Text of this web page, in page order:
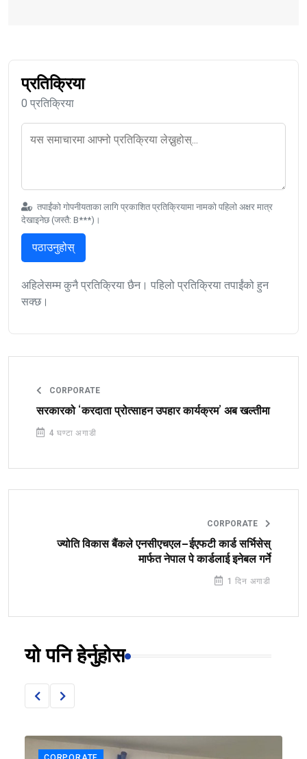
प्रतिक्रिया
0 प्रतिक्रिया
तपाईंको गोपनीयताका लागि प्रकाशित प्रतिक्रियामा नामको पहिलो अक्षर मात्र
देखाइनेछ (जस्तै: B***)।
पठाउनुहोस्
अहिलेसम्म कुनै प्रतिक्रिया छैन। पहिलो प्रतिक्रिया तपाईंको हुन
सक्छ।
CORPORATE
सरकारको ‘करदाता प्रोत्साहन उपहार कार्यक्रम’ अब खल्तीमा
4 घण्टा अगाडी
CORPORATE
ज्योति विकास बैंकले एनसीएचएल–ईएफटी कार्ड सर्भिसेस्
मार्फत नेपाल पे कार्डलाई इनेबल गर्ने
1 दिन अगाडी
यो पनि हेर्नुहोस